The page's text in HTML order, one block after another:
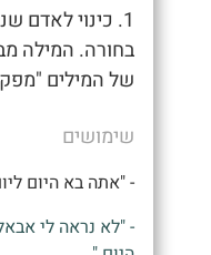
1. כינוי לאדם
בחורה. המילה
של המילים
שימושים
- "אתה בא היום
- "לא נראה לי